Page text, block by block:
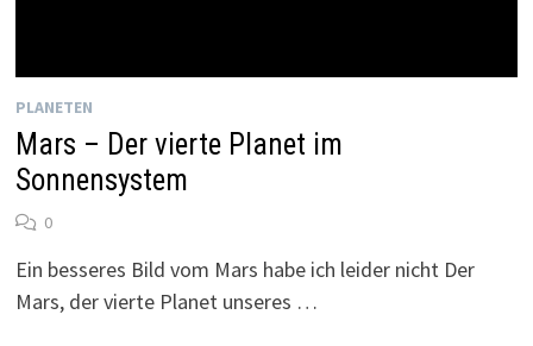
PLANETEN
Mars – Der vierte Planet im
Sonnensystem
0
Ein besseres Bild vom Mars habe ich leider nicht Der
Mars, der vierte Planet unseres …